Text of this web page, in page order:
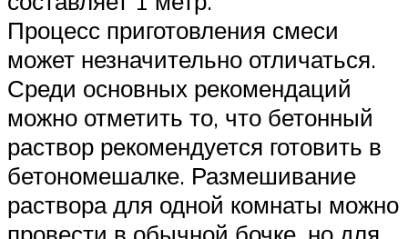
Процесс приготовления смеси
может незначительно отличаться.
Среди основных рекомендаций
можно отметить то, что бетонный
раствор рекомендуется готовить в
бетономешалке. Размешивание
раствора для одной комнаты можно